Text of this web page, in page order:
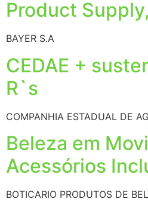
Product
BAYER S.A
CEDAE +
R`s
COMPANHIA ESTADUAL DE
Beleza em
Acessórios
BOTICARIO PRODUTOS DE